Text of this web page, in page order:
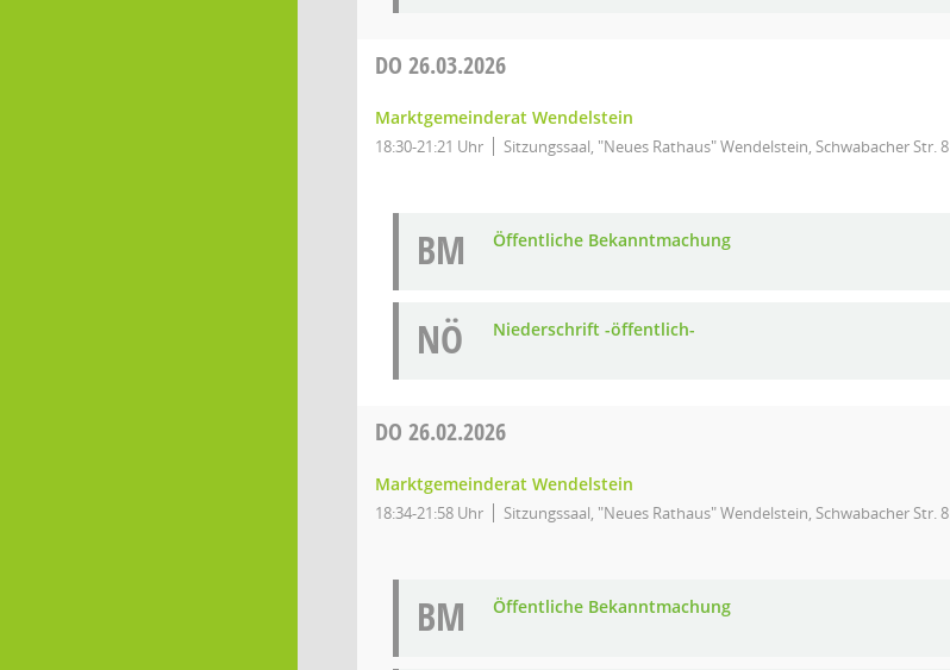
DO 26.03.2026
Marktgemeinderat Wendelstein
18:30-21:21 Uhr Sitzungssaal, "Neues Rathaus" Wendelstein, Schwabacher Str. 8
BM Öffentliche Bekanntmachung
NÖ Niederschrift -öffentlich-
DO 26.02.2026
Marktgemeinderat Wendelstein
18:34-21:58 Uhr Sitzungssaal, "Neues Rathaus" Wendelstein, Schwabacher Str. 8
BM Öffentliche Bekanntmachung